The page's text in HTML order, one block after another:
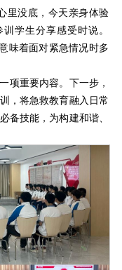
里没底，今天亲身体验
学生分享感受时说。
味着面对紧急情况时多
项重要内容。下一步，
，将急救教育融入日常
备技能，为构建和谐、